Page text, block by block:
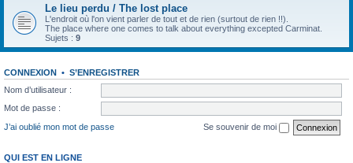
Le lieu perdu / The lost place
L'endroit où l'on vient parler de tout et de rien (surtout de rien !!).
The place where one comes to talk about everything excepted Carminat.
Sujets : 9
CONNEXION • S’ENREGISTRER
Nom d’utilisateur :
Mot de passe :
J’ai oublié mon mot de passe
Se souvenir de moi
QUI EST EN LIGNE